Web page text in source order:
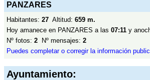
PANZARES
Habitantes: 27 Altitud: 659 m.
Hoy amanece en PANZARES a las 07:11 y
Nº fotos: 2 Nº mensajes: 2
Puedes completar o corregir la información
Ayuntamiento: